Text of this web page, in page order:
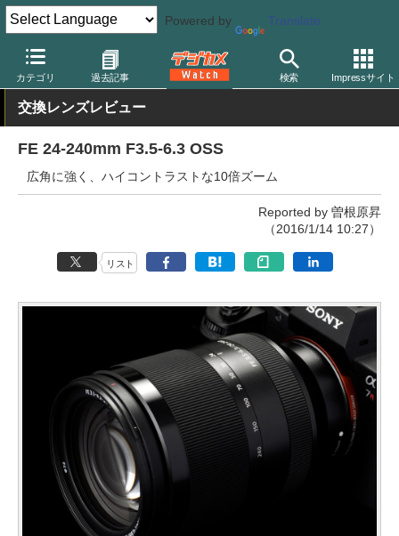
Powered by Translate
カテゴリ 過去記事 検索 Impressサイト
デジカメ Watch レンズ 交換レンズ ソニー
交換レンズレビュー
FE 24-240mm F3.5-6.3 OSS
広角に強く、ハイコントラストな10倍ズーム
Reported by 曽根原昇
（2016/1/14 10:27）
リスト